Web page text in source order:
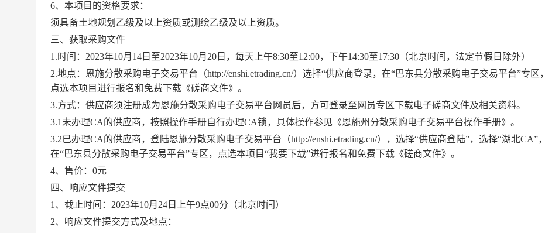
6、本项目的资格要求：
须具备土地规划乙级及以上资质或测绘乙级及以上资质。
三、获取采购文件
1.时间：2023年10月 14 日至2023年10月 20 日，每天上午8:30至12:00，下午14:30至17:30（北京时间，法定节假日除外）
2.地点：恩施分散采购电子交易平台（http://enshi.etrading.cn/）选择“供应商登录，在“巴东县分散采购电子交易平台”专区，
点选本项目进行报名和免费下载《磋商文件》。
3.方式：供应商须注册成为恩施分散采购电子交易平台网员后，方可登录至网员专区下载电子磋商文件及相关资料。
3.1未办理CA的供应商，按照操作手册自行办理CA锁，具体操作参见《恩施州分散采购电子交易平台操作手册》。
3.2已办理CA的供应商，登陆恩施分散采购电子交易平台（http://enshi.etrading.cn/），选择“供应商登陆”，选择“湖北CA”，
在“巴东县分散采购电子交易平台”专区，点选本项目“我要下载”进行报名和免费下载《磋商文件》。
4、售价：0元
四、响应文件提交
1、截止时间： 2023年10月 24 日 上午9点00分（北京时间）
2、
响应文件提交方式及地点：